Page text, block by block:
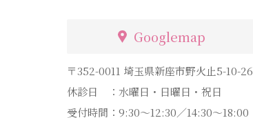
Googlemap
〒352-0011 埼玉県新座市野火止5-10-26
休診日 ： 水曜日・日曜日・祝日
受付時間： 9:30～12:30／14:30～18:00